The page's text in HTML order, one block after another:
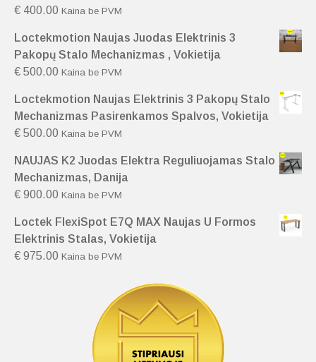
€ 400.00 Kaina be PVM
Loctekmotion Naujas Juodas Elektrinis 3
Pakopų Stalo Mechanizmas , Vokietija
€ 500.00 Kaina be PVM
Loctekmotion Naujas Elektrinis 3 Pakopų Stalo
Mechanizmas Pasirenkamos Spalvos, Vokietija
€ 500.00 Kaina be PVM
NAUJAS K2 Juodas Elektra Reguliuojamas Stalo
Mechanizmas, Danija
€ 900.00 Kaina be PVM
Loctek FlexiSpot E7Q MAX Naujas U Formos
Elektrinis Stalas, Vokietija
€ 975.00 Kaina be PVM